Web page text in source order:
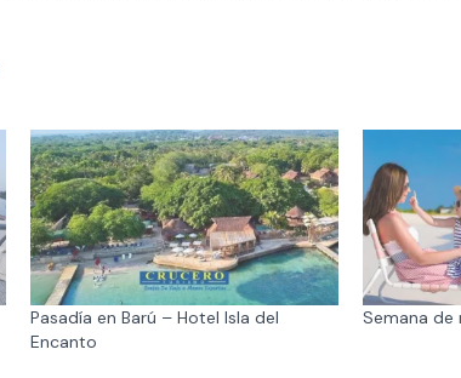
Pasadía en Barú – Hotel Isla del
Encanto
Semana de